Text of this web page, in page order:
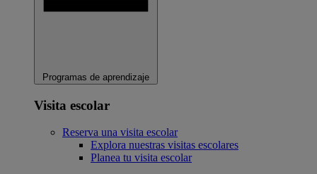
Programas de aprendizaje
Visita escolar
Reserva una visita escolar
Explora nuestras visitas escolares
Planea tu visita escolar